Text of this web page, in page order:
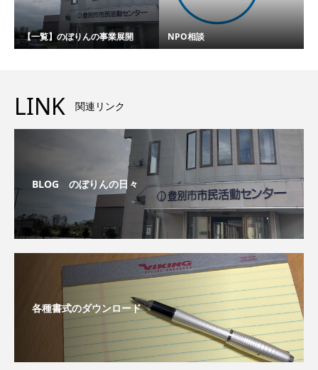
【一覧】のぼりんの事業展開 NPO相談
LINK 関連リンク
BLOG のぼりんの日々
各種書式のダウンロード